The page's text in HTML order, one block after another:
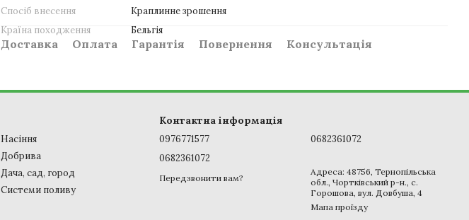
Спосіб внесення
Краплинне зрошення
Країна походження
Бельгія
Доставка Оплата Гарантія Повернення Консультація
Насіння
Добрива
Дача, сад, город
Системи поливу
Контактна інформація
0976771577
0682361072
Передзвонити вам?
0682361072
Адреса: 48756, Тернопільська
обл., Чортківський р-н., с.
Горошова, вул. Довбуша, 4
Мапа проїзду